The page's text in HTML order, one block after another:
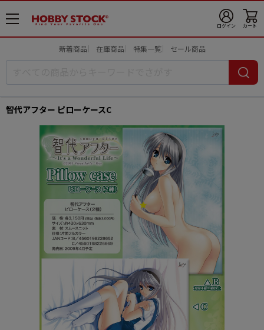
メ
ニ
ログイン カート
新着商品 在庫商品 特集一覧 セール商品
智代アフター ピローケースC